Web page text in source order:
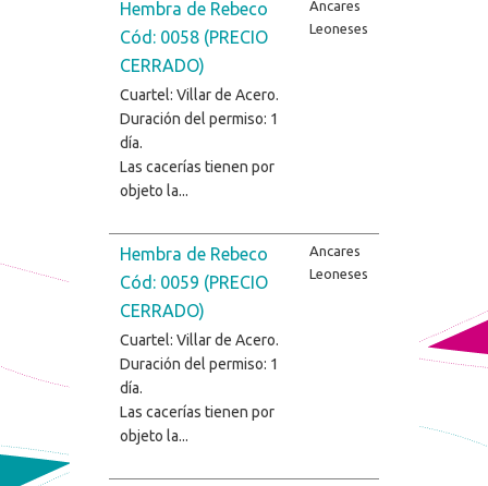
Hembra de Rebeco
Cód: 0058 (PRECIO
CERRADO)
Cuartel: Villar de Acero.
Duración del permiso: 1
día.
Las cacerías tienen por
objeto la...
Ancares
Leoneses
Hembra de Rebeco
Cód: 0059 (PRECIO
CERRADO)
Cuartel: Villar de Acero.
Duración del permiso: 1
día.
Las cacerías tienen por
objeto la...
Ancares
Leoneses